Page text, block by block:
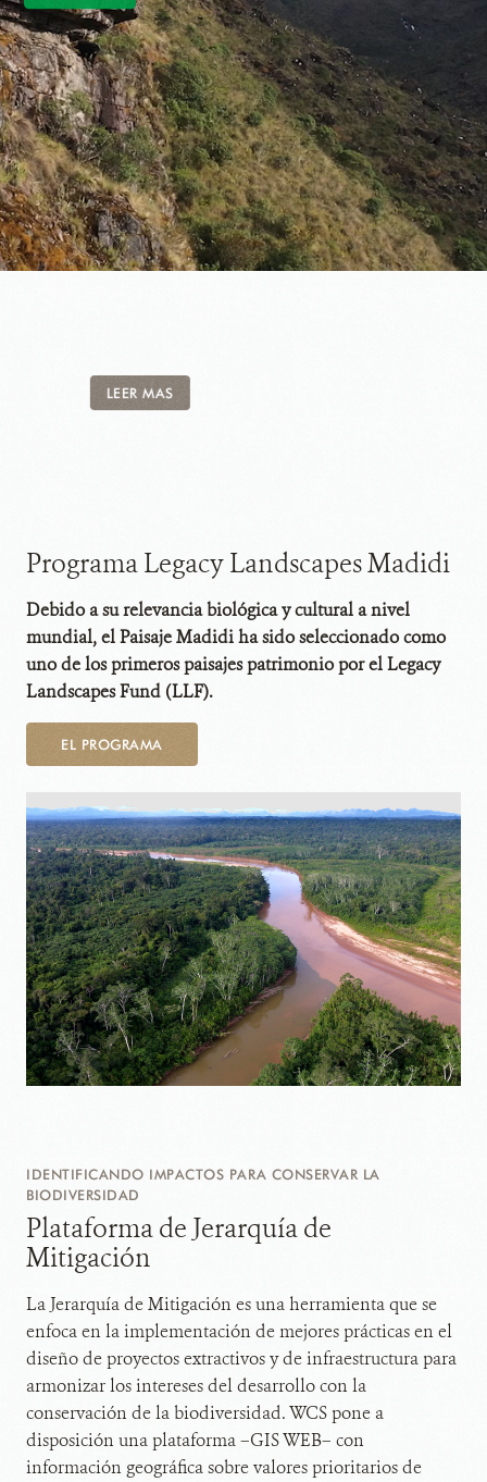
LEER MAS
Programa Legacy Landscapes Madidi
Debido a su relevancia biológica y cultural a nivel
mundial, el Paisaje Madidi ha sido seleccionado como
uno de los primeros paisajes patrimonio por el Legacy
Landscapes Fund (LLF).
EL PROGRAMA
IDENTIFICANDO IMPACTOS PARA CONSERVAR LA
BIODIVERSIDAD
Plataforma de Jerarquía de
Mitigación
La Jerarquía de Mitigación es una herramienta que se
enfoca en la implementación de mejores prácticas en el
diseño de proyectos extractivos y de infraestructura para
armonizar los intereses del desarrollo con la
conservación de la biodiversidad. WCS pone a
disposición una plataforma –GIS WEB– con
información geográfica sobre valores prioritarios de